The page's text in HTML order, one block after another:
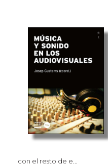
con el resto de e...